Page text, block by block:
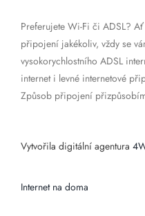
Preferujete Wi-Fi či ADSL?
připojení jakékoliv, vždy se
vysokorychlostního ADSL
internet i levné internetové
Způsob připojení
Vytvořila digitální agentura
Internet na doma